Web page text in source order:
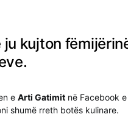
kujton
e Arti Gatimit në Facebook
shumë rreth botës kulinare.